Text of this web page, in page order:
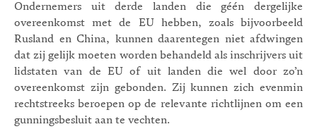
Ondernemers uit derde landen die géén dergelijke
overeenkomst met de EU hebben, zoals bijvoorbeeld
Rusland en China, kunnen daarentegen niet afdwingen
dat zij gelijk moeten worden behandeld als inschrijvers uit
lidstaten van de EU of uit landen die wel door zo’n
overeenkomst zijn gebonden. Zij kunnen zich evenmin
rechtstreeks beroepen op de relevante richtlijnen om een
gunningsbesluit aan te vechten.